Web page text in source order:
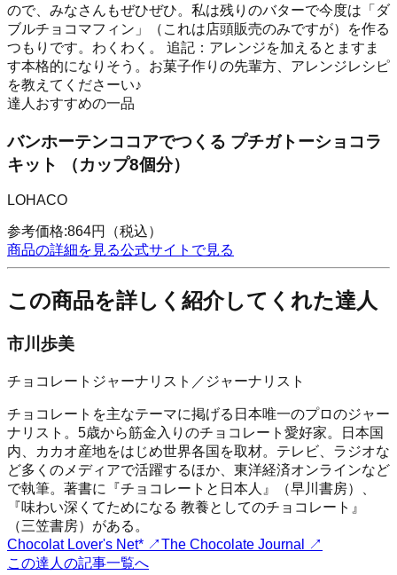
ので、みなさんもぜひぜひ。私は残りのバターで今度は「ダ
ブルチョコマフィン」（これは店頭販売のみですが）を作る
つもりです。わくわく。 追記：アレンジを加えるとますま
す本格的になりそう。お菓子作りの先輩方、アレンジレシピ
を教えてくださーい♪
達人おすすめの一品
バンホーテンココアでつくる プチガトーショコラ
キット （カップ8個分）
LOHACO
参考価格:864円
（税込）
商品の詳細を見る公式サイトで見る
この商品を詳しく紹介してくれた達人
市川歩美
チョコレートジャーナリスト／ジャーナリスト
チョコレートを主なテーマに掲げる日本唯一のプロのジャー
ナリスト。5歳から筋金入りのチョコレート愛好家。日本国
内、カカオ産地をはじめ世界各国を取材。テレビ、ラジオな
ど多くのメディアで活躍するほか、東洋経済オンラインなど
で執筆。著書に『チョコレートと日本人』（早川書房）、
『味わい深くてためになる 教養としてのチョコレート』
（三笠書房）がある。
Chocolat Lover's Net* ↗The Chocolate Journal
↗
この達人の記事一覧へ